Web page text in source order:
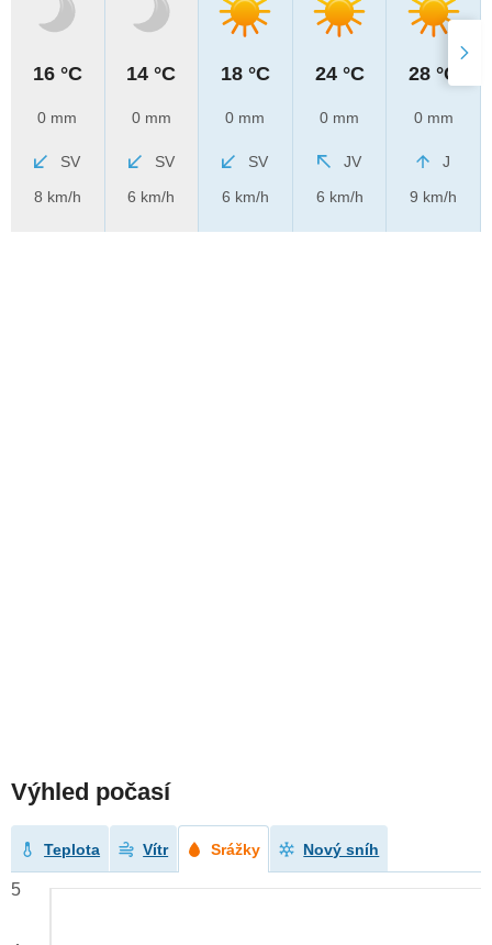
16 °C
0 mm
SV
8 km/h
14 °C
0 mm
SV
6 km/h
18 °C
0 mm
SV
6 km/h
24 °C
0 mm
JV
6 km/h
28 °C
0 mm
J
9 km/h
Výhled počasí
Teplota Vítr Srážky Nový sníh
5